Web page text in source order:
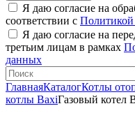
Я даю согласие на
соответствии с Политикой
Я даю согласие на
третьим лицам в рамках
данных
ГлавнаяКаталогКотлы
котлы BaxiГазовый котел